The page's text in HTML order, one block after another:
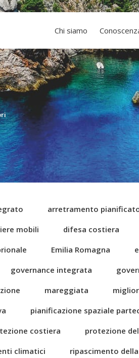
Chi siamo
arretramento
mobili difesa costiera
Emilia Romagna
governance integrata
mareggiata
pianificazione spaziale
costiera protezione
climatici
ripascimento